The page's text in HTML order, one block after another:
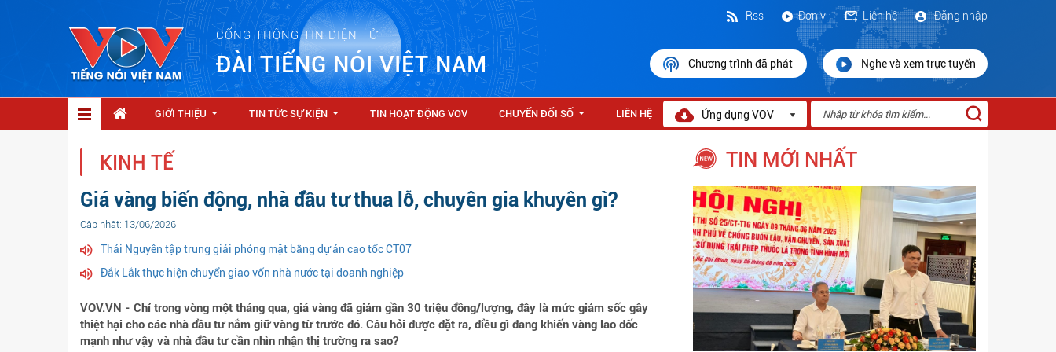
CỔNG THÔNG TIN ĐIỆN TỬ
ĐÀI TIẾNG NÓI VIỆT NAM
Đăng nhập
Liên hệ
Đơn vị
Rss
Chương trình đã phát Nghe và xem trực tuyến
GIỚI THIỆU TIN TỨC SỰ KIỆN TIN HOẠT ĐỘNG VOV CHUYỂN ĐỔI SỐ LIÊN HỆ Ứng dụng VOV
KINH TẾ
Giá vàng biến động, nhà đầu tư thua lỗ, chuyên gia khuyên gì?
Cập nhật: 13/06/2026
Thái Nguyên tập trung giải phóng mặt bằng dự án cao tốc CT07
Đắk Lắk thực hiện chuyển giao vốn nhà nước tại doanh nghiệp
VOV.VN - Chỉ trong vòng một tháng qua, giá vàng đã giảm gần 30 triệu đồng/lượng, đây là mức giảm sốc gây
thiệt hại cho các nhà đầu tư nắm giữ vàng từ trước đó. Câu hỏi được đặt ra, điều gì đang khiến vàng lao dốc
mạnh như vậy và nhà đầu tư cần nhìn nhận thị trường ra sao?
TIN MỚI NHẤT